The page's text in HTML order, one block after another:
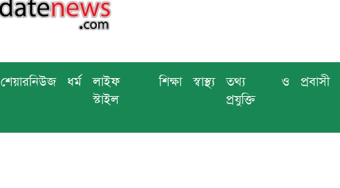
শেয়ারনিউজ ধর্ম
লাইফ
স্টাইল
শিক্ষা স্বাস্থ্য
তথ্য ও
প্রযুক্তি
প্রবাসী